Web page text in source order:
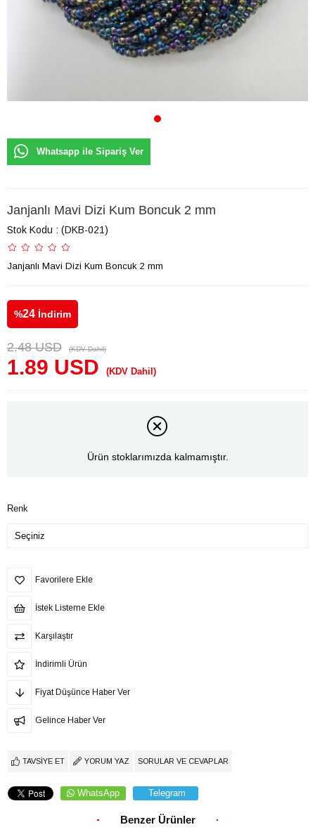
Whatsapp ile Sipariş Ver
Janjanlı Mavi Dizi Kum Boncuk 2 mm
Stok Kodu (DKB-021)
Janjanlı Mavi Dizi Kum Boncuk 2 mm
%24 İndirim
2.48 USD (KDV Dahil)
1.89 USD (KDV Dahil)
Ürün stoklarımızda kalmamıştır.
Renk
Favorilere Ekle
İstek Listeme Ekle
Karşılaştır
İndirimli Ürün
Fiyat Düşünce Haber Ver
Gelince Haber Ver
TAVSIYE ET YORUM YAZ SORULAR VE CEVAPLAR
WhatsApp Telegram
Benzer Ürünler